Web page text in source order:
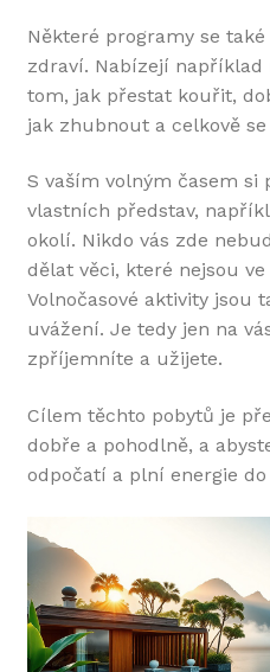
Některé programy se
zdraví. Nabízejí například
tom, jak přestat kouřit,
jak zhubnout a celkově
S vaším volným časem si
vlastních představ,
okolí. Nikdo vás zde
dělat věci, které nejsou
Volnočasové aktivity jsou
uvážení. Je tedy jen na
zpříjemníte a užijete.
Cílem těchto pobytů je
dobře a pohodlně, a
odpočatí a plní energie